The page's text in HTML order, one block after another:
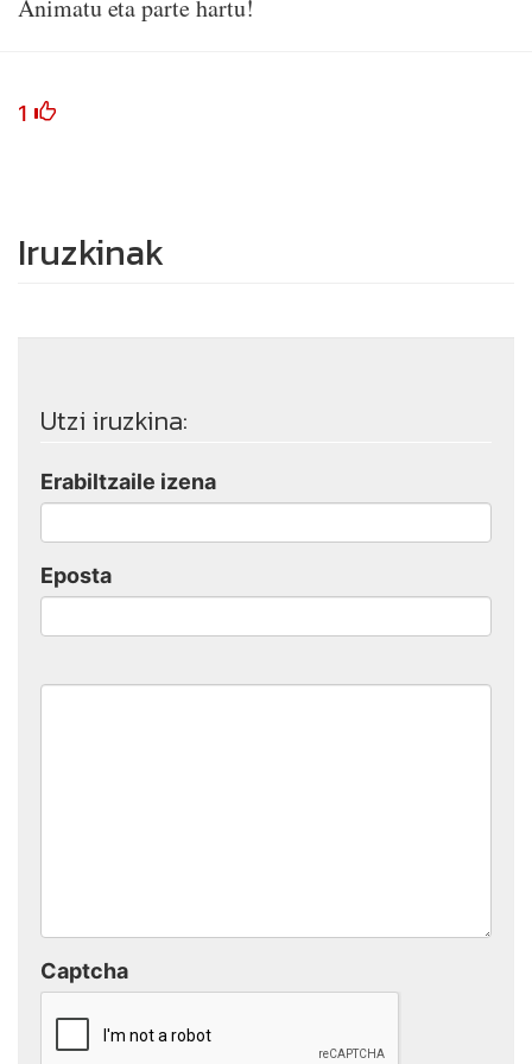
Animatu eta parte hartu!
1
Iruzkinak
Utzi iruzkina:
Erabiltzaile izena
Eposta
Captcha